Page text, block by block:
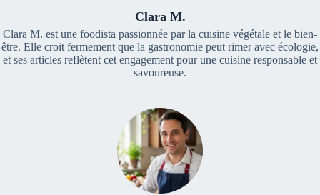
Clara M.
Clara M. est une foodista passionnée par la cuisine végétale et le bien-
être. Elle croit fermement que la gastronomie peut rimer avec écologie,
et ses articles reflètent cet engagement pour une cuisine responsable et
savoureuse.